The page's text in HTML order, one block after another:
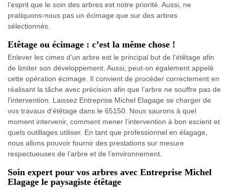
l’esprit que le soin des arbres est notre priorité. Aussi, ne
pratiquons-nous pas un écimage que sur des arbres
sélectionnés.
Etêtage ou écimage : c’est la même chose !
Enlever les cimes d’un arbre est le principal but de l’étêtage afin
de limiter son développement. Aussi, peut-on également appelé
cette opération écimage. Il convient de procéder correctement en
réalisant la tâche avec précision afin que l’arbre ne souffre pas de
l’intervention. Laissez Entreprise Michel Elagage se charger de
vos travaux d’étêtage dans le 65150. Nous saurons à quel
moment intervenir, comment mener l’intervention à bon escient et
quels outillages utiliser. En tant que professionnel en élagage,
nous allons pouvoir fournir des prestations sur mesure
respectueuses de l’arbre et de l’environnement.
Soin expert pour vos arbres avec Entreprise Michel
Elagage le paysagiste étêtage